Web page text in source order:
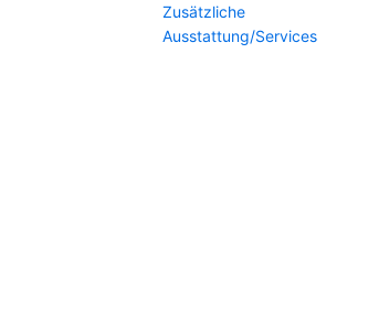
Zusätzliche
Ausstattung/Services